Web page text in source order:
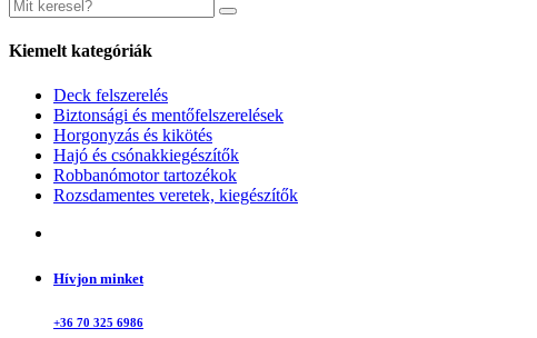
Kiemelt kategóriák
Deck felszerelés
Biztonsági és mentőfelszerelések
Horgonyzás és kikötés
Hajó és csónakkiegészítők
Robbanómotor tartozékok
Rozsdamentes veretek, kiegészítők
Hívjon minket
+36 70 325 6986